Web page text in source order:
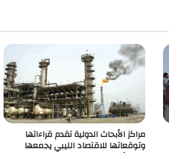
مراكز الأبحاث الدولية تقدم قراءاتها
وتوقعاتها للاقتصاد الليبي يجمعها